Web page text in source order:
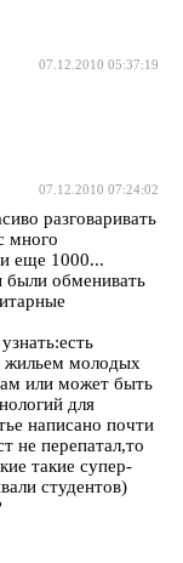
07.12.2010 05:37:19
07.12.2010 07:24:02
разговаривать
много
еще 1000...
обменивать
жильем молодых
или может быть
для
написано почти
не перепатал,то
такие супер-
студентов)